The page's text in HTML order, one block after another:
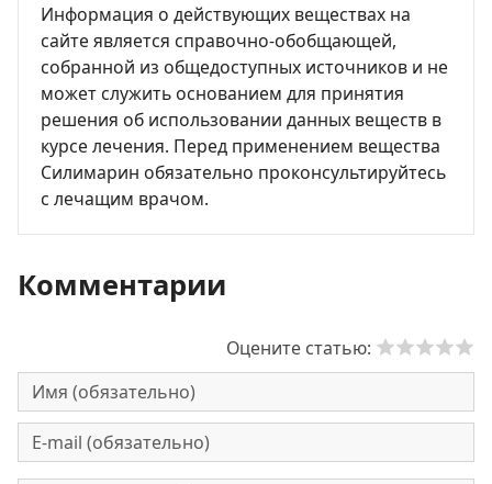
Информация о действующих веществах на
сайте является справочно-обобщающей,
собранной из общедоступных источников и не
может служить основанием для принятия
решения об использовании данных веществ в
курсе лечения. Перед применением вещества
Силимарин обязательно проконсультируйтесь
с лечащим врачом.
Комментарии
Оцените статью: